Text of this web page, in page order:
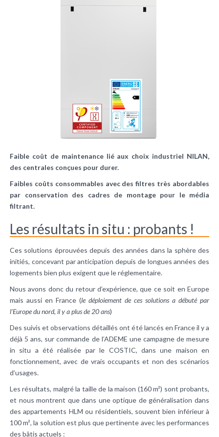
Faible coût de maintenance lié aux choix industriel NILAN,
des centrales conçues pour durer.
Faibles coûts consommables avec des filtres très abordables
par conservation des cadres de montage pour le média
filtrant.
Les résultats in situ : probants !
Ces solutions éprouvées depuis des années dans la sphère des
initiés, concevant par anticipation depuis de longues années des
logements bien plus exigent que le réglementaire.
Nous avons donc du retour d’expérience, que ce soit en Europe
mais aussi en France (le déploiement de ces solutions a débuté par
l’Europe du nord, il y a plus de 20 ans)
Des suivis et observations détaillés ont été lancés en France il y a
déjà 5 ans, sur commande de l’ADEME une campagne de mesure
in situ a été réalisée par le COSTIC, dans une maison en
fonctionnement, avec de vrais occupants et non des scénarios
d’usages.
Les résultats, malgré la taille de la maison (160 m²) sont probants,
et nous montrent que dans une optique de généralisation dans
des appartements HLM ou résidentiels, souvent bien inférieur à
100 m², la solution est plus que pertinente avec les performances
des bâtis actuels :